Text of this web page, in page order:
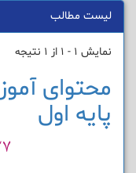
لیست مطالب
نمایش 1 - 1 از 1 نتیجه
محتوای
پایه اول
27